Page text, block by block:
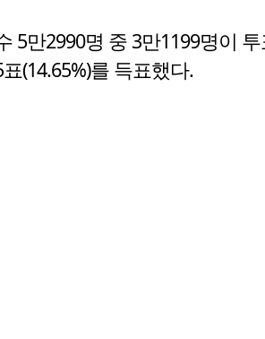
5만2990명 중 3만1199명이
(14.65%)를 득표했다.